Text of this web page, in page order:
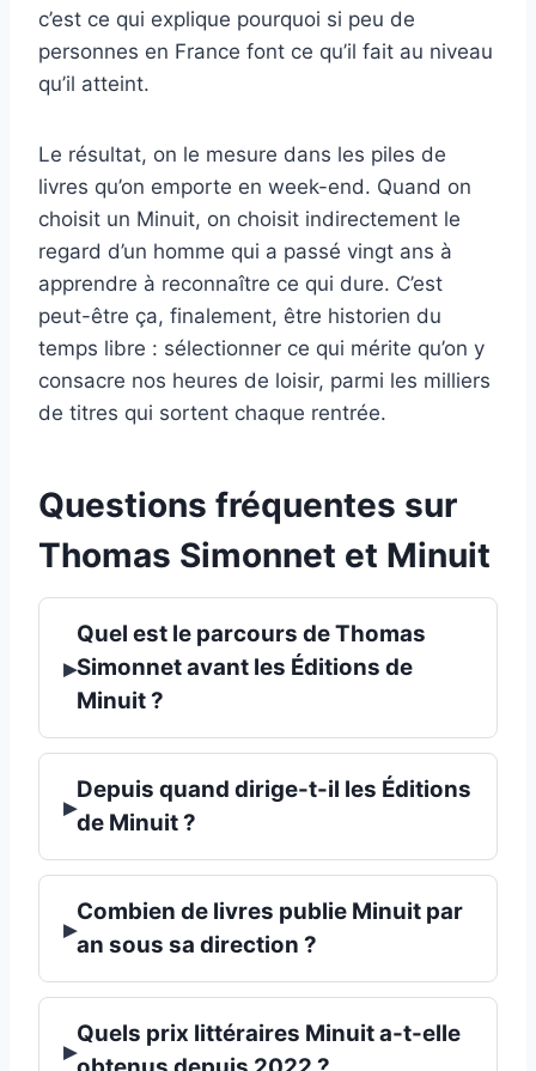
c’est ce qui explique pourquoi si peu de
personnes en France font ce qu’il fait au niveau
qu’il atteint.
Le résultat, on le mesure dans les piles de
livres qu’on emporte en week-end. Quand on
choisit un Minuit, on choisit indirectement le
regard d’un homme qui a passé vingt ans à
apprendre à reconnaître ce qui dure. C’est
peut-être ça, finalement, être historien du
temps libre : sélectionner ce qui mérite qu’on y
consacre nos heures de loisir, parmi les milliers
de titres qui sortent chaque rentrée.
Questions fréquentes sur
Thomas Simonnet et Minuit
▸
Quel est le parcours de Thomas
Simonnet avant les Éditions de
Minuit ?
▸
Depuis quand dirige-t-il les Éditions
de Minuit ?
▸
Combien de livres publie Minuit par
an sous sa direction ?
▸
Quels prix littéraires Minuit a-t-elle